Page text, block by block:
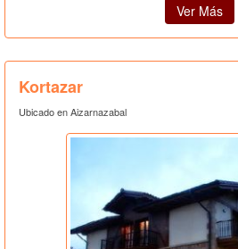
Ver Más
Kortazar
Ubicado en Aizarnazabal